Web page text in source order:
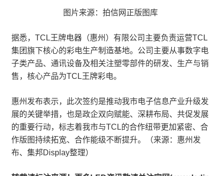
图片来源：拍信网正版图库
据悉，TCL王牌电器（惠州）有限公司主要负责运营TCL
集团旗下核心的彩电生产制造基地。公司主要从事数字电
子类产品、通讯设备及相关注塑零部件的研发、生产与销
售，核心产品为TCL王牌彩电。
惠州发布表示，此次签约是推动我市电子信息产业升级发
展的关键举措，也是政企双向赋能、深耕布局、共促发展
的重要行动，标志着我市与TCL的合作纽带更加紧密、合
作版图持续拓宽、合作能级不断提升。（来源：惠州发
布、集邦Display整理）